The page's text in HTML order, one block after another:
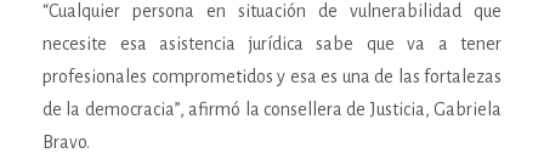
“Cualquier persona en situación de vulnerabilidad que
necesite esa asistencia jurídica sabe que va a tener
profesionales comprometidos y esa es una de las fortalezas
de la democracia”, afirmó la consellera de Justicia, Gabriela
Bravo.